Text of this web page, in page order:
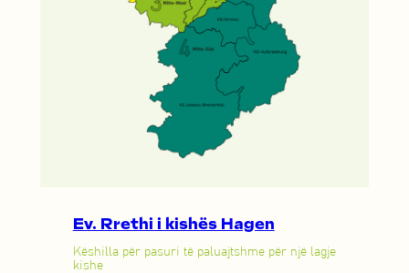
Ev. Rrethi i kishës Hagen
Këshilla për pasuri të paluajtshme për një lagje
kishe